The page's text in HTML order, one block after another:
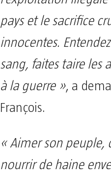
pays et le sacrifice
innocentes.
sang, faites taire les
à la guerre », a
François.
« Aimer son peuple,
nourrir de haine